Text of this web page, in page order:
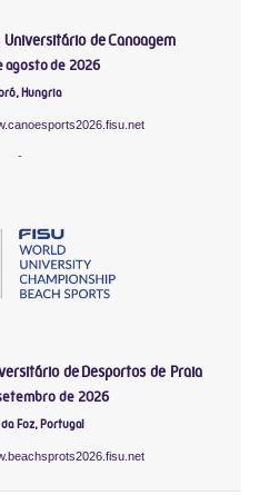
de Canoagem
agosto de 2026
Hungria
-
de Desportos de Praia
de 2026
Foz, Portugal